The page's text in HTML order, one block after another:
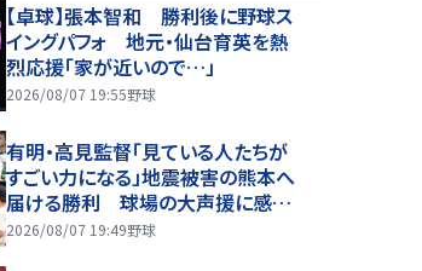
【卓球】張本智和 勝利後に野球ス
イングパフォ 地元・仙台育英を熱
烈応援「家が近いので…」
2026/08/07 19:55野球
有明・高見監督「見ている人たちが
すごい力になる」地震被害の熊本へ
届ける勝利 球場の大声援に感謝
「全員が手をたたいてくれて。涙出そ
2026/08/07 19:49野球